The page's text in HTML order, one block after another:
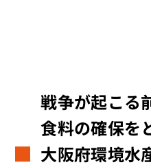
戦争が起こる
食料の確保
大阪府環境水